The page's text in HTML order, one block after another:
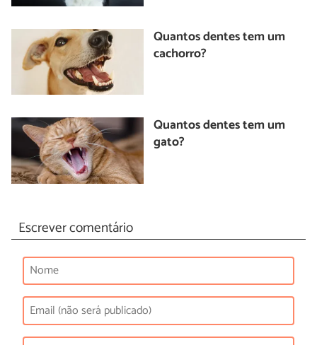
Quantos dentes tem um
cachorro?
Quantos dentes tem um
gato?
Escrever comentário